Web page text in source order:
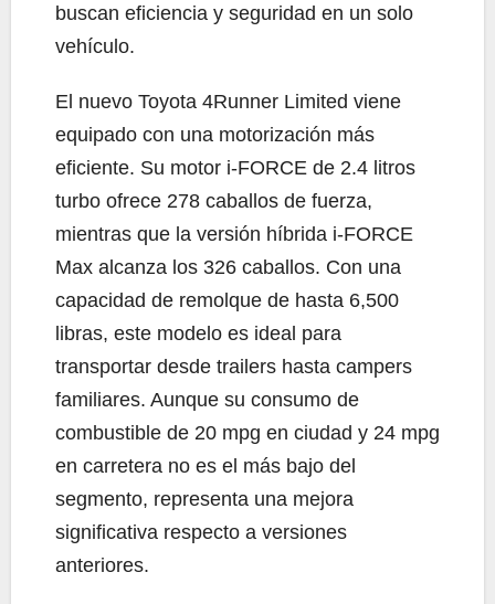
buscan eficiencia y seguridad en un solo
vehículo.
El nuevo Toyota 4Runner Limited viene
equipado con una motorización más
eficiente. Su motor i-FORCE de 2.4 litros
turbo ofrece 278 caballos de fuerza,
mientras que la versión híbrida i-FORCE
Max alcanza los 326 caballos. Con una
capacidad de remolque de hasta 6,500
libras, este modelo es ideal para
transportar desde trailers hasta campers
familiares. Aunque su consumo de
combustible de 20 mpg en ciudad y 24 mpg
en carretera no es el más bajo del
segmento, representa una mejora
significativa respecto a versiones
anteriores.